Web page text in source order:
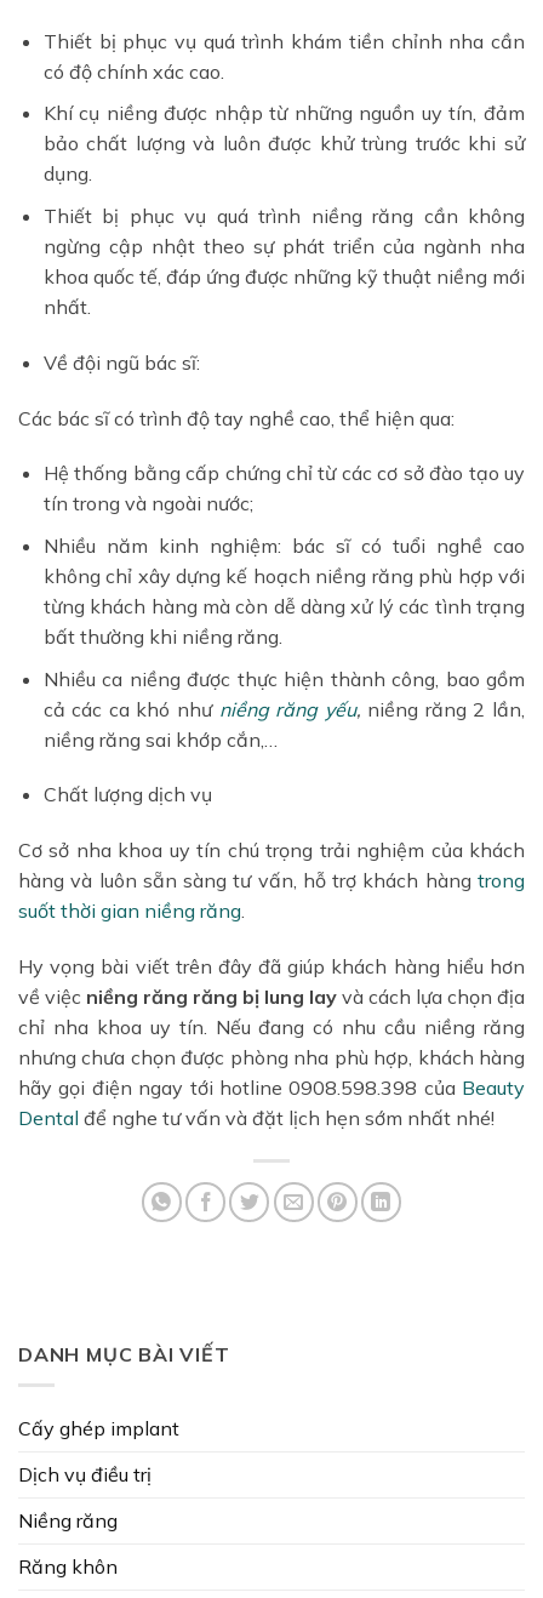
Thiết bị phục vụ quá trình khám tiền chỉnh nha cần
có độ chính xác cao.
Khí cụ niềng được nhập từ những nguồn uy tín, đảm
bảo chất lượng và luôn được khử trùng trước khi sử
dụng.
Thiết bị phục vụ quá trình niềng răng cần không
ngừng cập nhật theo sự phát triển của ngành nha
khoa quốc tế, đáp ứng được những kỹ thuật niềng mới
nhất.
Về đội ngũ bác sĩ:
Các bác sĩ có trình độ tay nghề cao, thể hiện qua:
Hệ thống bằng cấp chứng chỉ từ các cơ sở đào tạo uy
tín trong và ngoài nước;
Nhiều năm kinh nghiệm: bác sĩ có tuổi nghề cao
không chỉ xây dựng kế hoạch niềng răng phù hợp với
từng khách hàng mà còn dễ dàng xử lý các tình trạng
bất thường khi niềng răng.
Nhiều ca niềng được thực hiện thành công, bao gồm
cả các ca khó như niềng răng yếu, niềng răng 2 lần,
niềng răng sai khớp cắn,…
Chất lượng dịch vụ
Cơ sở nha khoa uy tín chú trọng trải nghiệm của khách
hàng và luôn sẵn sàng tư vấn, hỗ trợ khách hàng trong
suốt thời gian niềng răng.
Hy vọng bài viết trên đây đã giúp khách hàng hiểu hơn
về việc niềng răng răng bị lung lay và cách lựa chọn địa
chỉ nha khoa uy tín. Nếu đang có nhu cầu niềng răng
nhưng chưa chọn được phòng nha phù hợp, khách hàng
hãy gọi điện ngay tới hotline 0908.598.398 của Beauty
Dental để nghe tư vấn và đặt lịch hẹn sớm nhất nhé!
DANH MỤC BÀI VIẾT
Cấy ghép implant
Dịch vụ điều trị
Niềng răng
Răng khôn